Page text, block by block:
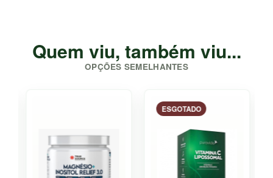
Quem viu, também viu...
OPÇÕES SEMELHANTES
ESGOTADO